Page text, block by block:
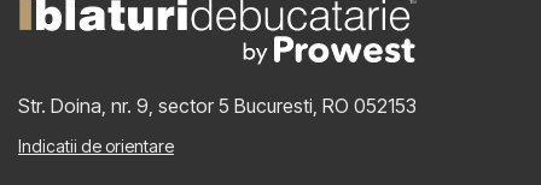
Str. Doina, nr. 9, sector 5 Bucuresti, RO 052153
Indicatii de orientare